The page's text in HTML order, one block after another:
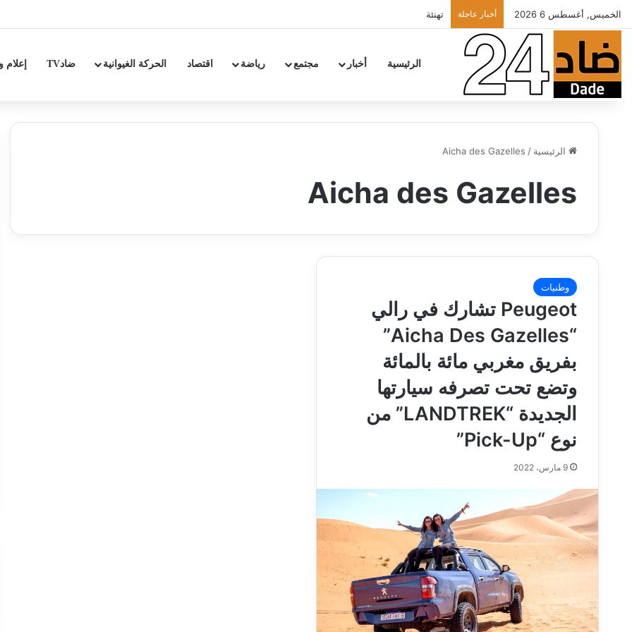
الخميس, أغسطس 6 2026 أخبار عاجلة تهنئة
الرئيسية أخبار مجتمع رياضة اقتصاد الحركة الغيوانية ضادTV إعلام
الرئيسية /
Aicha des Gazelles
Aicha des Gazelles
وطنيات
Peugeot تشارك في رالي
“Aicha Des Gazelles”
بفريق مغربي مائة بالمائة
وتضع تحت تصرفه سيارتها
الجديدة “LANDTREK” من
نوع “Pick-Up”
9 مارس، 2022